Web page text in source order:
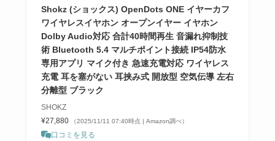
Shokz (ショックス) OpenDots ONE イヤーカフ
ワイヤレスイヤホン オープンイヤー イヤホン
Dolby Audio対応 合計40時間再生 音漏れ抑制技
術 Bluetooth 5.4 マルチポイント接続 IP54防水
専用アプリ マイク付き 急速充電対応 ワイヤレス
充電 耳を塞がない 耳挟み式 開放型 空気伝導 左右
分離型 ブラック
SHOKZ
¥27,880
（2025/11/11 07:40時点 | Amazon調べ）
口コミを見る